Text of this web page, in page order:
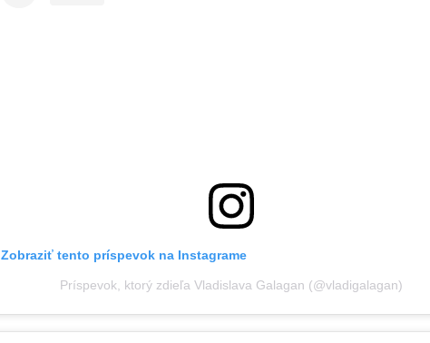
Zobraziť tento príspevok na Instagrame
Príspevok, ktorý zdieľa Vladislava Galagan (@vladigalagan)